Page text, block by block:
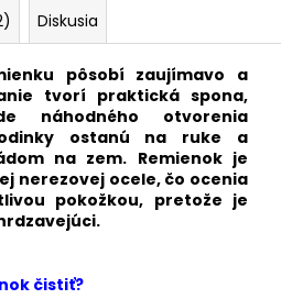
Diskusia
pôsobí zaujímavo a
tvorí praktická spona,
náhodného otvorenia
ostanú na ruke a
na zem. Remienok je
nerezovej ocele, čo ocenia
pokožkou, pretože je
čistiť?